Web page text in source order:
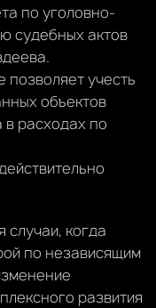
по уголовно-
судебных актов
учесть
объектов
в расходах по
случаи, когда
по независящим
развития